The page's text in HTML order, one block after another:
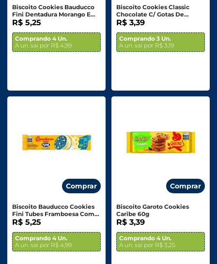
Biscoito Cookies Bauducco
Fini Dentadura Morango E
Framboesa Com Gotas De
Chocolate Branco 96g
R$ 5,25
Comprando 4 Un.
A un. sai por R$ 4,99
Biscoito Cookies Classic
Chocolate C/ Gotas De
Chocolate 60g
R$ 3,39
Comprando 3 Un.
A un. sai por R$ 3,19
Comprar
Biscoito Bauducco Cookies
Fini Tubes Framboesa Com
Chocolate Branco 96g
R$ 5,25
Comprando 4 Un.
A un. sai por R$ 4,99
Comprar
Biscoito Garoto Cookies
Caribe 60g
R$ 3,39
Comprando 4 Un.
A un. sai por R$ 3,25